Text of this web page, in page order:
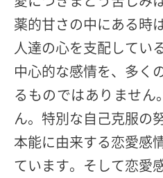
薬的甘さの中にある時
人達の心を支配してい
中心的な感情を、多く
るものではありませ
ん。特別な自己克服の
本能に由来する恋愛感
ています。そして恋愛